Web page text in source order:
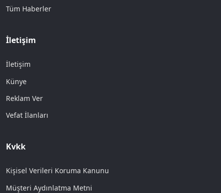
Tüm Haberler
İletişim
İletişim
Künye
Reklam Ver
Vefat İlanları
Kvkk
Kişisel Verileri Koruma Kanunu
Müşteri Aydınlatma Metni